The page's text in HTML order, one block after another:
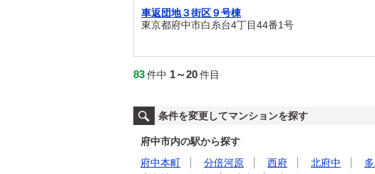
車返団地３街区９号棟
東京都府中市白糸台4丁目44番1号
83件中 1～20件目
条件を変更してマンションを探す
府中市内の駅から探す
府中本町
分倍河原 西府 北府中